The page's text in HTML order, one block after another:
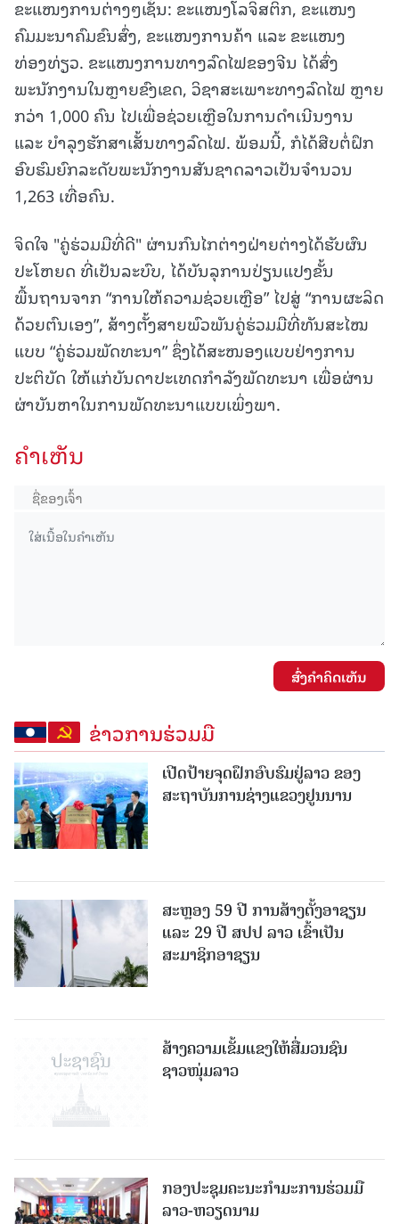
ຂະແໜງການຕ່າງໆເຊັ່ນ: ຂະແໜງໂລຈິສຕິກ, ຂະແໜງ
ຄົມມະນາຄົມຂົນສົ່ງ, ຂະແໜງການຄ້າ ແລະ ຂະແໜງ
ທ່ອງທ່ຽວ. ຂະແໜງການທາງລົດໄຟຂອງຈີນ ໄດ້ສົ່ງ
ພະນັກງານໃນຫຼາຍຂົງເຂດ, ວິຊາສະເພາະທາງລົດໄຟ ຫຼາຍ
ກວ່າ 1,000 ຄົນ ໄປເພື່ອຊ່ວຍເຫຼືອໃນການດໍາເນີນງານ
ແລະ ບໍາລຸງຮັກສາເສັ້ນທາງລົດໄຟ. ພ້ອມນີ້, ກໍໄດ້ສືບຕໍ່ຝຶກ
ອົບຮົມຍົກລະດັບພະນັກງານສັນຊາດລາວເປັນຈຳນວນ
1,263 ເທື່ອຄົນ.
ຈິດໃຈ "ຄູ່ຮ່ວມມືທີ່ດີ" ຜ່ານກົນໄກຕ່າງຝ່າຍຕ່າງໄດ້ຮັບຜົນ
ປະໂຫຍດ ທີ່ເປັນລະບົບ, ໄດ້ບັນລຸການປ່ຽນແປງຂັ້ນ
ພື້ນຖານຈາກ “ການໃຫ້ຄວາມຊ່ວຍເຫຼືອ” ໄປສູ່ “ການຜະລິດ
ດ້ວຍຕົນເອງ”, ສ້າງຕັ້ງສາຍພົວພັນຄູ່ຮ່ວມມືທີ່ທັນສະໄໝ
ແບບ “ຄູ່ຮ່ວມພັດທະນາ” ຊຶ່ງໄດ້ສະໜອງແບບຢ່າງການ
ປະຕິບັດ ໃຫ້ແກ່ບັນດາປະເທດກຳລັງພັດທະນາ ເພື່ອຜ່ານ
ຜ່າບັນຫາໃນການພັດທະນາແບບເພິ່ງພາ.
ຄໍາເຫັນ
ສົ່ງຄໍາຄິດເຫັນ
ຂ່າວການຮ່ວມມື
ເປີດປ້າຍຈຸດຝຶກອົບຮົມຢູ່ລາວ ຂອງ
ສະຖາບັນການຊ່າງແຂວງຢູນນານ
ສະຫຼອງ 59 ປີ ການສ້າງຕັ້ງອາຊຽນ
ແລະ 29 ປີ ສປປ ລາວ ເຂົ້າເປັນ
ສະມາຊິກອາຊຽນ
ສ້າງຄວາມເຂັ້ມແຂງໃຫ້ສື່ມວນຊົນ
ຊາວໜຸ່ມລາວ
ກອງປະຊຸມຄະນະກຳມະການຮ່ວມມື
ລາວ-ຫວຽດນາມ